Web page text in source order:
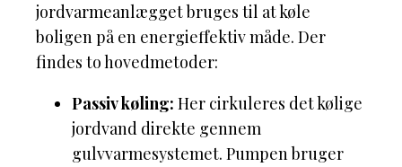
jordvarmeanlægget bruges til at køle
boligen på en energieffektiv måde. Der
findes to hovedmetoder:
Passiv køling: Her cirkuleres det kølige
jordvand direkte gennem
gulvvarmesystemet. Pumpen bruger